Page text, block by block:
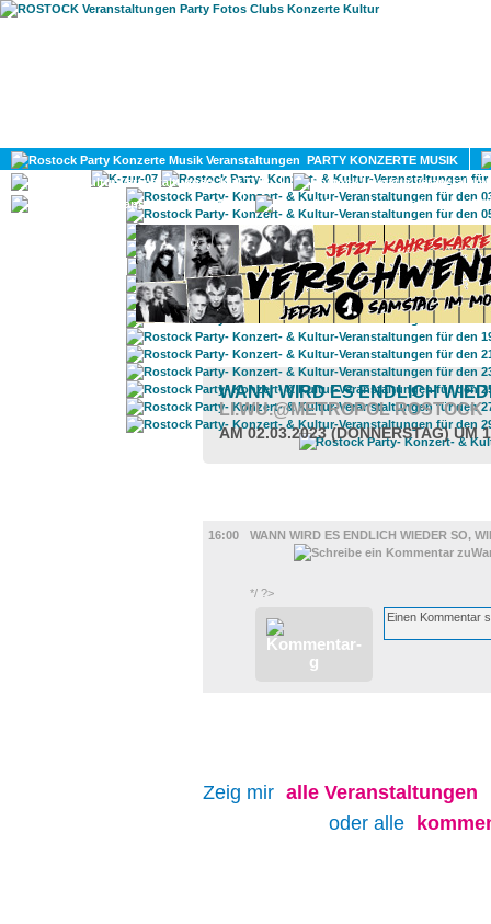
PARTY KONZERTE MUSIK
KULTUR
GAY
WANN WIRD ES ENDLICH
LI.WU.@METROPOL ROSTOCK
AM 02.03.2023 (DONNERSTAG) UM
16:00
WANN WIRD ES ENDLICH WIEDER SO,
*/ ?>
Zeig mir alle Veranstaltungen
oder alle